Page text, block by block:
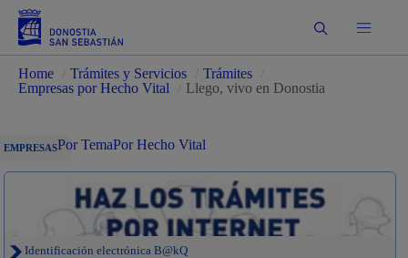
Buscar
Home Trámites y Servicios Trámites
Empresas por Hecho Vital
Llego, vivo en Donostia
EMPRESASPor TemaPor Hecho Vital
Identificación electrónica B@kQ